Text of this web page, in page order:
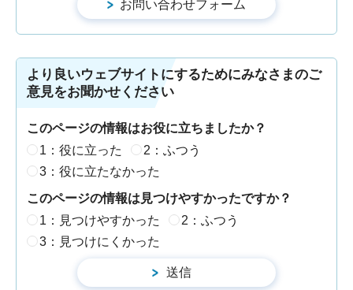
より良いウェブサイトにするためにみなさまのご
意見をお聞かせください
このページの情報はお役に立ちましたか？
1：役に立った
2：ふつう
3：役に立たなかった
このページの情報は見つけやすかったですか？
1：見つけやすかった
2：ふつう
3：見つけにくかった